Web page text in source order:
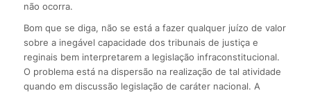
não ocorra.
Bom que se diga, não se está a fazer qualquer juízo de valor
sobre a inegável capacidade dos tribunais de justiça e
reginais bem interpretarem a legislação infraconstitucional.
O problema está na dispersão na realização de tal atividade
quando em discussão legislação de caráter nacional. A